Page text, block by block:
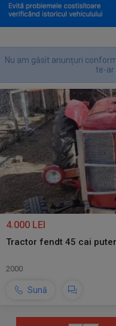
Nu am găsit anunțuri
te-ar
4.000 LEI
Tractor fendt 45 cai
2000
Sună